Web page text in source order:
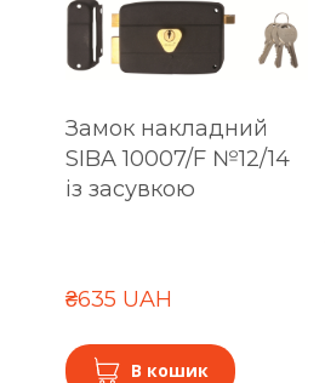
Замок накладний
SIBA 10007/F №12/14
із засувкою
₴635 UAH
В кошик